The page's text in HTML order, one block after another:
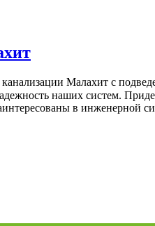
Малахит с
наших систем.
в инженерной